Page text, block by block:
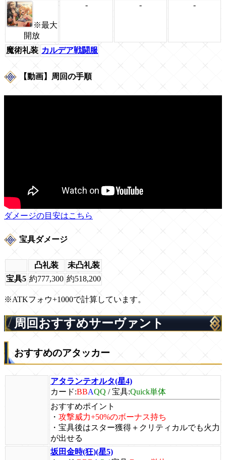
※最大
開放
- - -
魔術礼装 カルデア戦闘服
【動画】周回の手順
ダメージの目安はこちら
宝具ダメージ
凸礼装
未凸礼装
宝具5 約777,300 約518,200
※ATKフォウ+1000で計算しています。
周回おすすめサーヴァント
おすすめのアタッカー
アタランテオルタ(星4)
カード:BBAQQ /宝具:Quick単体
おすすめポイント
・ 攻撃威力+50%のボーナス持ち
・宝具後はスター獲得＋クリティカルでも火力
が出せる
坂田金時(狂)(星5)